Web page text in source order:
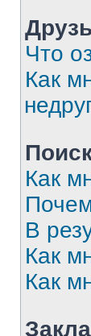
Что
Как
Как
В
Как
Как